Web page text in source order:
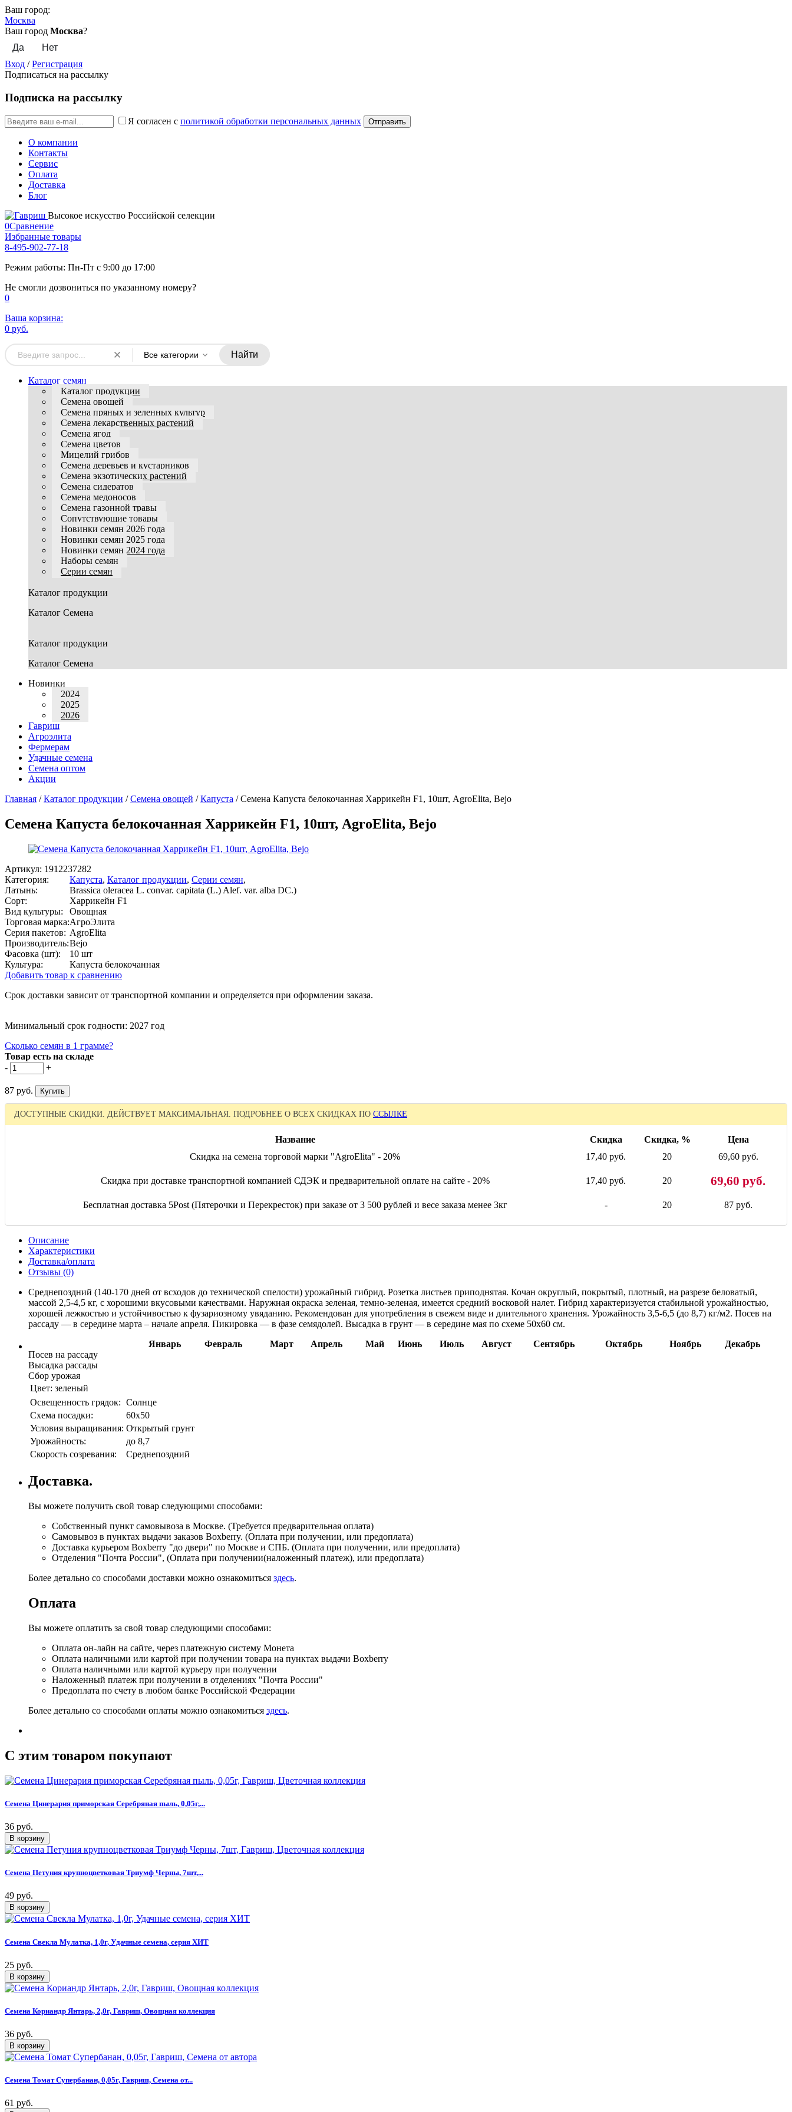
Ваш город:
Москва
Ваш город Москва?
Вход /Регистрация
Подписаться на рассылку
Подписка на рассылку
Я согласен с политикой обработки персональных данных
О компании
Контакты
Сервис
Оплата
Доставка
Блог
Высокое искусство Российской селекции
0Сравнение
Избранные товары
8-495-902-77-18
Режим работы: Пн-Пт с 9:00 до 17:00
Не смогли дозвониться по указанному номеру?
0
Ваша корзина:
0 руб.
Все категории Найти
Каталог семян
Каталог продукции
Семена овощей
Семена пряных и зеленных культур
Семена лекарственных растений
Семена ягод
Семена цветов
Мицелий грибов
Семена деревьев и кустарников
Семена экзотических растений
Семена сидератов
Семена медоносов
Семена газонной травы
Сопутствующие товары
Новинки семян 2026 года
Новинки семян 2025 года
Новинки семян 2024 года
Наборы семян
Серии семян
Каталог продукции
Каталог Семена
Каталог продукции
Каталог Семена
Новинки
2024
2025
2026
Гавриш
Агроэлита
Фермерам
Удачные семена
Семена оптом
Акции
Главная /Каталог продукции /Семена овощей /Капуста /Семена Капуста белокочанная Харрикейн F1, 10шт, AgroElita, Bejo
Семена Капуста белокочанная Харрикейн F1, 10шт, AgroElita, Bejo
Артикул: 1912237282
Категория:
Капуста, Каталог продукции, Серии семян,
Латынь:
Brassica oleracea L. convar. capitata (L.) Alef. var. alba DC.)
Сорт:
Харрикейн F1
Вид культуры:
Овощная
Торговая марка:АгроЭлита
Серия пакетов: AgroElita
Производитель:Bejo
Фасовка (шт):
10 шт
Культура:
Капуста белокочанная
Добавить товар к сравнению
Срок доставки зависит от транспортной компании и определяется при оформлении заказа.
Минимальный срок годности: 2027 год
Сколько семян в 1 грамме?
Товар есть на складе
-
+
87 руб.
ДОСТУПНЫЕ СКИДКИ. ДЕЙСТВУЕТ МАКСИМАЛЬНАЯ. ПОДРОБНЕЕ О ВСЕХ СКИДКАХ ПО ССЫЛКЕ
Название Скидка Скидка, %
Цена
Скидка на семена торговой марки "AgroElita" - 20%
17,40 руб. 20 69,60 руб.
Скидка при доставке транспортной компанией СДЭК и предварительной оплате на сайте - 20% 17,40 руб. 20 69,60 руб.
Бесплатная доставка 5Post (Пятерочки и Перекресток) при заказе от 3 500 рублей и весе заказа менее 3кг - 20 87 руб.
Описание
Характеристики
Доставка/оплата
Отзывы (0)
Среднепоздний (140-170 дней от всходов до технической спелости) урожайный гибрид. Розетка листьев приподнятая. Кочан округлый, покрытый, плотный, на разрезе беловатый,
массой 2,5-4,5 кг, с хорошими вкусовыми качествами. Наружная окраска зеленая, темно-зеленая, имеется средний восковой налет. Гибрид характеризуется стабильной урожайностью,
хорошей лежкостью и устойчивостью к фузариозному увяданию. Рекомендован для употребления в свежем виде и длительного хранения. Урожайность 3,5-6,5 (до 8,7) кг/м2. Посев на
рассаду — в середине марта – начале апреля. Пикировка — в фазе семядолей. Высадка в грунт — в середине мая по схеме 50х60 см.
Январь
Февраль Март Апрель Май Июнь Июль Август Сентябрь Октябрь Ноябрь
Декабрь
Посев на рассаду
Высадка рассады
Сбор урожая
Цвет: зеленый
Освещенность грядок: Солнце
Схема посадки:
60х50
Условия выращивания: Открытый грунт
Урожайность:
до 8,7
Скорость созревания:
Среднепоздний
Доставка.
Вы можете получить свой товар следующими способами:
Собственный пункт самовывоза в Москве. (Требуется предварительная оплата)
Самовывоз в пунктах выдачи заказов Boxberry. (Оплата при получении, или предоплата)
Доставка курьером Boxberry "до двери" по Москве и СПБ. (Оплата при получении, или предоплата)
Отделения "Почта России", (Оплата при получении(наложенный платеж), или предоплата)
Более детально со способами доставки можно ознакомиться здесь.
Оплата
Вы можете оплатить за свой товар следующими способами:
Оплата он-лайн на сайте, через платежную систему Монета
Оплата наличными или картой при получении товара на пунктах выдачи Boxberry
Оплата наличными или картой курьеру при получении
Наложенный платеж при получении в отделениях "Почта России"
Предоплата по счету в любом банке Российской Федерации
Более детально со способами оплаты можно ознакомиться здесь.
C этим товаром покупают
Семена Цинерария приморская Серебряная пыль, 0,05г,...
36 руб.
Семена Петуния крупноцветковая Триумф Черны, 7шт,...
49 руб.
Семена Свекла Мулатка, 1,0г, Удачные семена, серия ХИТ
25 руб.
Семена Кориандр Янтарь, 2,0г, Гавриш, Овощная коллекция
36 руб.
Семена Томат Супербанан, 0,05г, Гавриш, Семена от...
61 руб.